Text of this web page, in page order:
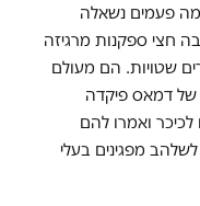
פעמים נשאלה
חצי ספקנות מרגיזה
שטויות. הם מעולם
של דמאס פיקדה
לכיכר ואמרו להם
מפגינים בעלי